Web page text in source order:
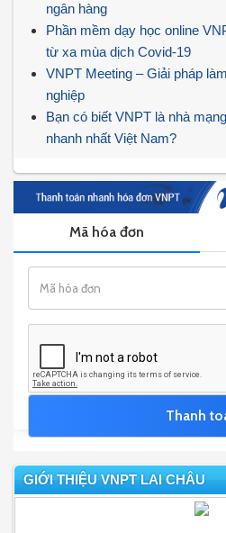
ngân hàng
Phần mềm dạy học online
từ xa mùa dịch Covid-19
VNPT Meeting – Giải pháp
nghiệp
Bạn có biết VNPT là nhà
nhanh nhất Việt Nam?
GIỚI THIỆU VNPT LAI CHÂU